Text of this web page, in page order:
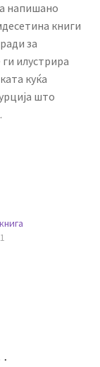
напишано
книги
за
илустрира
куќа
што